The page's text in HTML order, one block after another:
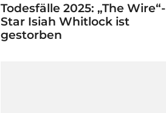
Todesfälle 2025: „The Wire“-
Star Isiah Whitlock ist
gestorben